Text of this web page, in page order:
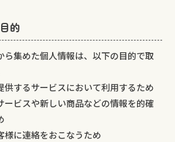
的
ら集めた個人情報は、以下の目的で取
供するサービスにおいて利用するため
ービスや新しい商品などの情報を的確
様に連絡をおこなうため